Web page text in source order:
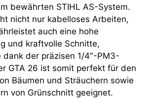
bewährten STIHL AS-System.
nicht nur kabelloses Arbeiten,
auch eine hohe
und kraftvolle Schnitte,
dank der präzisen 1/4″-PM3-
GTA 26 ist somit perfekt für den
Bäumen und Sträuchern sowie
von Grünschnitt geeignet.